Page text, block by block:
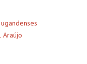
Araújo